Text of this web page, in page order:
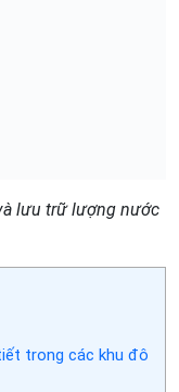
lưu trữ lượng nước
trong các khu đô